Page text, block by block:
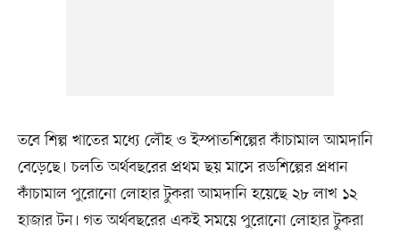
তবে শিল্প খাতের মধ্যে লৌহ ও ইস্পাতশিল্পের কাঁচামাল আমদানি
বেড়েছে। চলতি অর্থবছরের প্রথম ছয় মাসে রডশিল্পের প্রধান
কাঁচামাল পুরোনো লোহার টুকরা আমদানি হয়েছে ২৮ লাখ ১২
হাজার টন। গত অর্থবছরের একই সময়ে পুরোনো লোহার টুকরা